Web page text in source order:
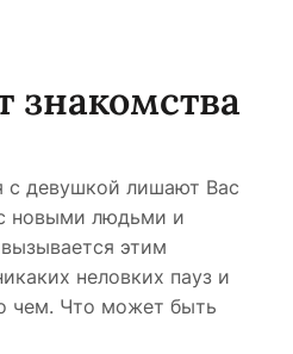
с девушкой лишают Вас
новыми людьми и
этим
неловких пауз и
чем. Что может быть